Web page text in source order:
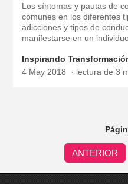
Los síntomas y pautas de
comunes en los diferentes
adicciones y tipos de
manifestarse en un
Inspirando
4 May 2018
lectura de 3
ANTERIOR